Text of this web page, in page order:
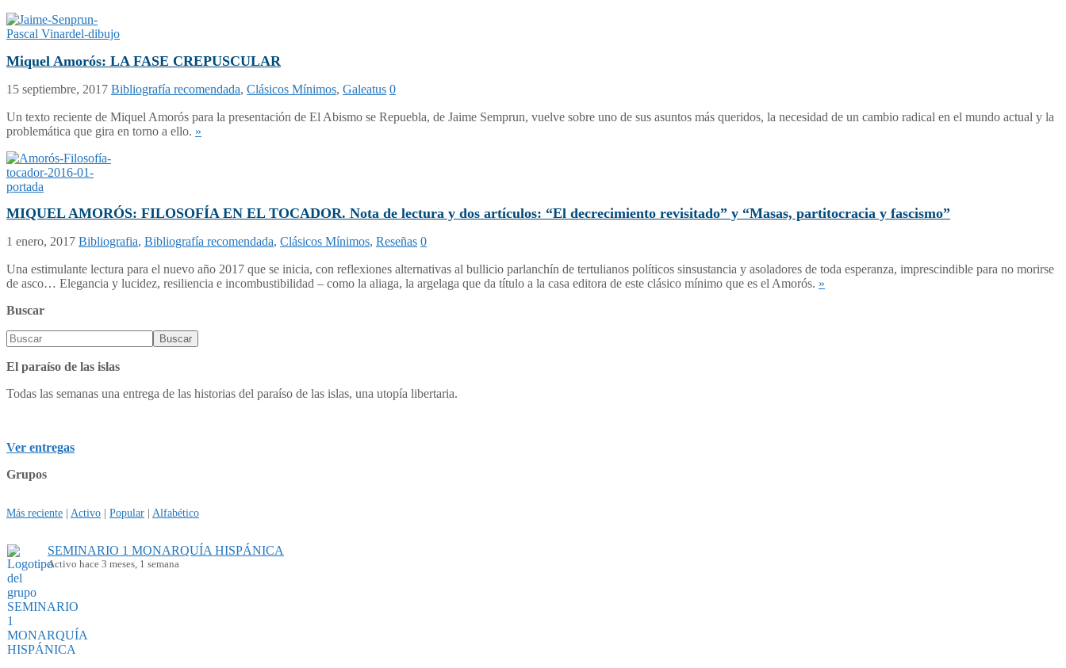
Miquel Amorós: LA FASE CREPUSCULAR
15 septiembre, 2017 Bibliografía recomendada, Clásicos Mínimos, Galeatus 0
Un texto reciente de Miquel Amorós para la presentación de El Abismo se Repuebla, de Jaime Semprun, vuelve sobre uno de sus asuntos más queridos, la necesidad de un cambio radical en el mundo actual y la
problemática que gira en torno a ello. »
MIQUEL AMORÓS: FILOSOFÍA EN EL TOCADOR. Nota de lectura y dos artículos: “El decrecimiento revisitado” y “Masas, partitocracia y fascismo”
1 enero, 2017 Bibliografia, Bibliografía recomendada, Clásicos Mínimos, Reseñas 0
Una estimulante lectura para el nuevo año 2017 que se inicia, con reflexiones alternativas al bullicio parlanchín de tertulianos políticos sinsustancia y asoladores de toda esperanza, imprescindible para no morirse
de asco… Elegancia y lucidez, resiliencia e incombustibilidad – como la aliaga, la argelaga que da título a la casa editora de este clásico mínimo que es el Amorós. »
Buscar
El paraíso de las islas
Todas las semanas una entrega de las historias del paraíso de las islas, una utopía libertaria.
Ver entregas
Grupos
Más reciente | Activo | Popular | Alfabético
SEMINARIO 1 MONARQUÍA HISPÁNICA
Activo hace 3 meses, 1 semana